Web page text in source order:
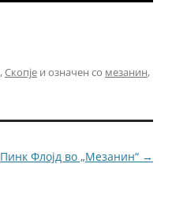
,Скопје и означен со мезанин,
Пинк Флојд во „Мезанин“ →